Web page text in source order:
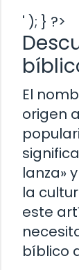
' ); } ?>
El
origen
lanza»
la
este
bíblico